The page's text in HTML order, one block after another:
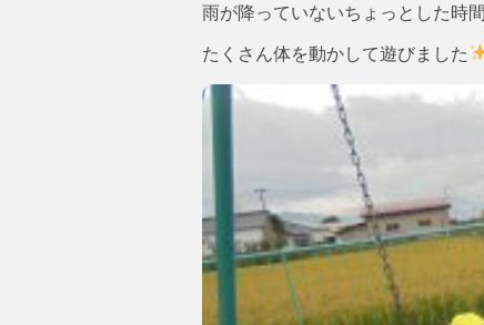
雨が降っていないちょっとした時
たくさん体を動かして遊びました